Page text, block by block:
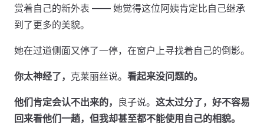
赏着自己的新外表 —— 她觉得这位阿姨肯定比自己继承
到了更多的美貌。
她在过道侧面又停了一停，在窗户上寻找着自己的倒影。
你太神经了， 克莱丽丝说。 看起来没问题的。
他们肯定会认不出来的， 良子说。 这太过分了，好不容易
回来看他们一趟，但我却甚至都不能使用自己的相貌。